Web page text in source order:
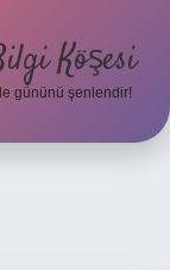
Köşesi
gününü şenlendir!